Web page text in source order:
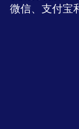
微信、支付宝